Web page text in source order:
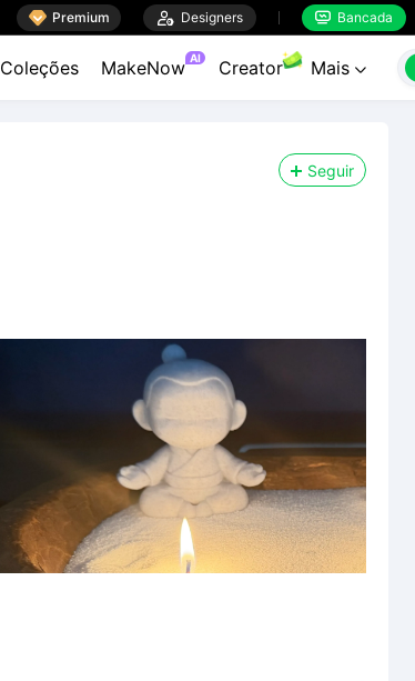
 Premium  Designers  Bancada
Coleções MakeNow AI Creator Mais 
Seguir